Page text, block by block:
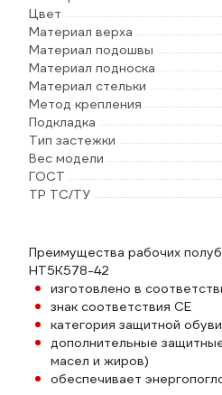
Цвет
Материал верха
Материал подошвы
Материал подноска
Материал стельки
Метод крепления
Подкладка
Тип застежки
Вес модели
ГОСТ
ТР ТС/ТУ
Преимущества рабочих
HT5K578-42
изготовлено в
знак соответствия CE
категория защитной обуви
дополнительные
масел и жиров)
обеспечивает